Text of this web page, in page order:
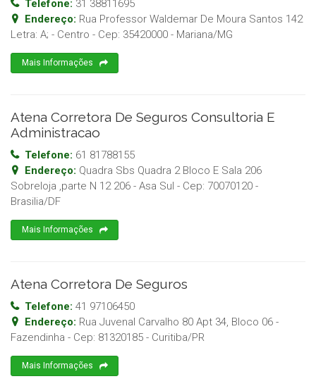
Telefone: 31 38811695
Endereço: Rua Professor Waldemar De Moura Santos 142
Letra: A; - Centro - Cep: 35420000 - Mariana/MG
Mais Informações
Atena Corretora De Seguros Consultoria E
Administracao
Telefone: 61 81788155
Endereço: Quadra Sbs Quadra 2 Bloco E Sala 206
Sobreloja ,parte N 12 206 - Asa Sul - Cep: 70070120 -
Brasilia/DF
Mais Informações
Atena Corretora De Seguros
Telefone: 41 97106450
Endereço: Rua Juvenal Carvalho 80 Apt 34, Bloco 06 -
Fazendinha - Cep: 81320185 - Curitiba/PR
Mais Informações